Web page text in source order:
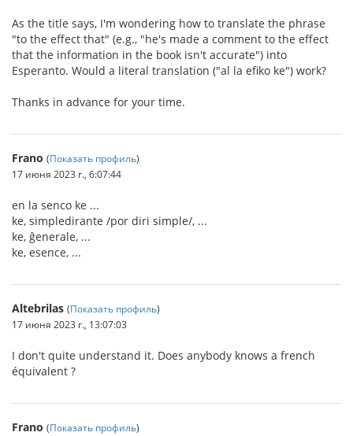
As the title says, I'm wondering how to translate the phrase
"to the effect that" (e.g., "he's made a comment to the effect
that the information in the book isn't accurate") into
Esperanto. Would a literal translation ("al la efiko ke") work?
Thanks in advance for your time.
Frano (Показать профиль)
17 июня 2023 г., 6:07:44
en la senco ke ...
ke, simpledirante /por diri simple/, ...
ke, ĝenerale, ...
ke, esence, ...
Altebrilas (Показать профиль)
17 июня 2023 г., 13:07:03
I don't quite understand it. Does anybody knows a french
équivalent ?
Frano (Показать профиль)